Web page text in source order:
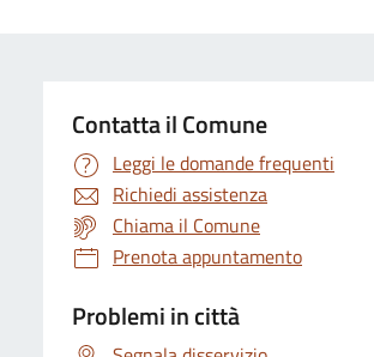
Contatta il Comune
Leggi le domande frequenti
Richiedi assistenza
Chiama il Comune
Prenota appuntamento
Problemi in città